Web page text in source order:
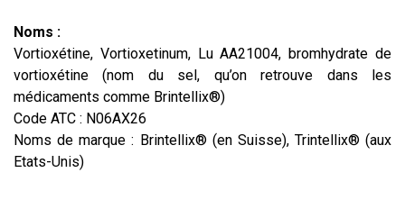
Noms :
Vortioxétine, Vortioxetinum, Lu AA21004, bromhydrate de
vortioxétine (nom du sel, qu’on retrouve dans les
médicaments comme Brintellix®)
Code ATC : N06AX26
Noms de marque : Brintellix® (en Suisse), Trintellix® (aux
Etats-Unis)